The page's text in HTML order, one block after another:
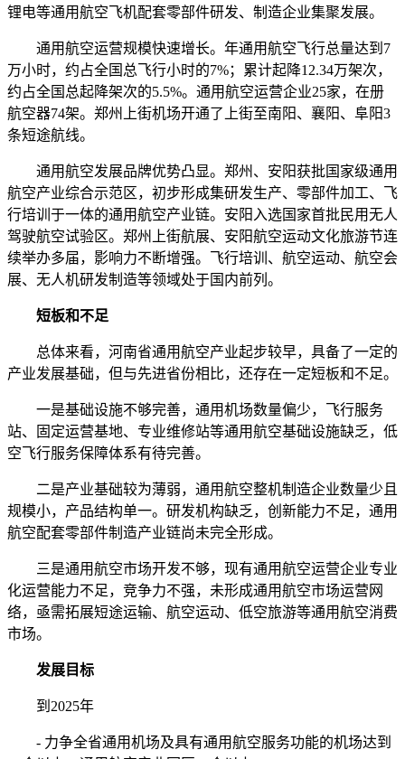
锂电等通用航空飞机配套零部件研发、制造企业集聚发展。
通用航空运营规模快速增长。年通用航空飞行总量达到7
万小时，约占全国总飞行小时的7%；累计起降12.34万架次，
约占全国总起降架次的5.5%。通用航空运营企业25家，在册
航空器74架。郑州上街机场开通了上街至南阳、襄阳、阜阳3
条短途航线。
通用航空发展品牌优势凸显。郑州、安阳获批国家级通用
航空产业综合示范区，初步形成集研发生产、零部件加工、飞
行培训于一体的通用航空产业链。安阳入选国家首批民用无人
驾驶航空试验区。郑州上街航展、安阳航空运动文化旅游节连
续举办多届，影响力不断增强。飞行培训、航空运动、航空会
展、无人机研发制造等领域处于国内前列。
短板和不足
总体来看，河南省通用航空产业起步较早，具备了一定的
产业发展基础，但与先进省份相比，还存在一定短板和不足。
一是基础设施不够完善，通用机场数量偏少，飞行服务
站、固定运营基地、专业维修站等通用航空基础设施缺乏，低
空飞行服务保障体系有待完善。
二是产业基础较为薄弱，通用航空整机制造企业数量少且
规模小，产品结构单一。研发机构缺乏，创新能力不足，通用
航空配套零部件制造产业链尚未完全形成。
三是通用航空市场开发不够，现有通用航空运营企业专业
化运营能力不足，竞争力不强，未形成通用航空市场运营网
络，亟需拓展短途运输、航空运动、低空旅游等通用航空消费
市场。
发展目标
到2025年
- 力争全省通用机场及具有通用航空服务功能的机场达到